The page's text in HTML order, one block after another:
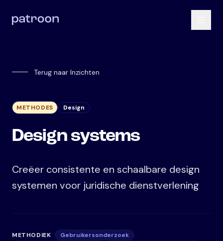
Terug naar Inzichten
METHODES Design
Design systems
Creëer consistente en schaalbare design
systemen voor juridische dienstverlening
METHODIEK
Gebruikersonderzoek